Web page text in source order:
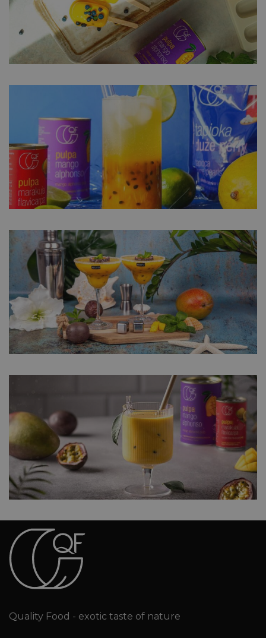
Quality Food - exotic taste of nature